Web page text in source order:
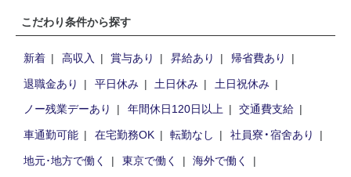
こだわり条件から探す
新着 高収入 賞与あり 昇給あり
帰省費あり
退職金あり
平日休み 土日休み
土日祝休み
ノー残業デーあり
年間休日120日以上
交通費支給
車通勤可能
在宅勤務OK 転勤なし
社員寮・宿舍あり
地元･地方で働く
東京で働く
海外で働く